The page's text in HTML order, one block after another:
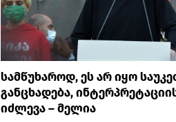
სამწუხაროდ, ეს არ იყო
განცხადება,
იძლევა – მელია